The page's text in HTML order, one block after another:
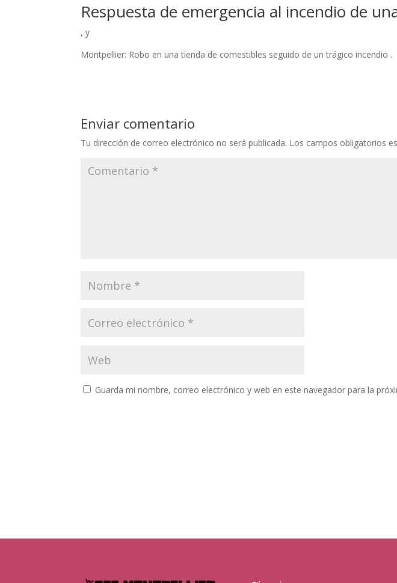
Respuesta de emergencia al incendio de
, y
Montpellier: Robo en una tienda de comestibles seguido de un trágico incendio .
Enviar comentario
Tu dirección de correo electrónico no será publicada. Los campos obligatorios
Guarda mi nombre, correo electrónico y web en este navegador para la